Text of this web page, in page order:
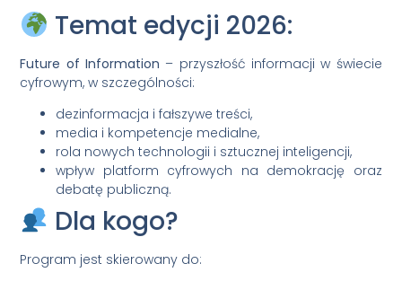
Temat edycji 2026:
Future of Information – przyszłość informacji w świecie
cyfrowym, w szczególności:
dezinformacja i fałszywe treści,
media i kompetencje medialne,
rola nowych technologii i sztucznej inteligencji,
wpływ platform cyfrowych na demokrację oraz
debatę publiczną.
Dla kogo?
Program jest skierowany do: